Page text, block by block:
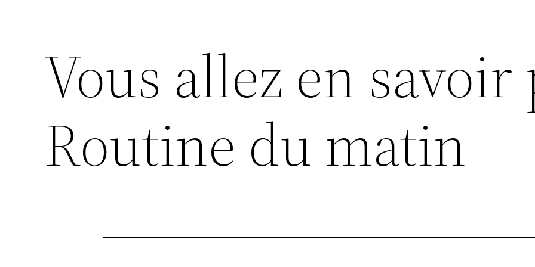
Vous allez en
Routine du matin